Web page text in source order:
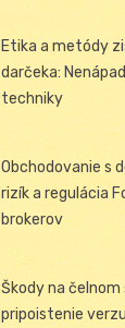
Etika a metódy
darčeka:
techniky
Obchodovanie s
rizík a regulácia
brokerov
Škody na
pripoistenie